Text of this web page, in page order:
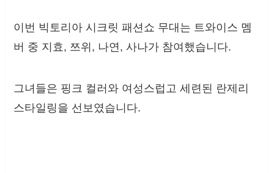
이번 빅토리아 시크릿 패션쇼 무대는 트와이스 멤
버 중 지효, 쯔위, 나연, 사나가 참여했습니다.
그녀들은 핑크 컬러와 여성스럽고 세련된 란제리
스타일링을 선보였습니다.